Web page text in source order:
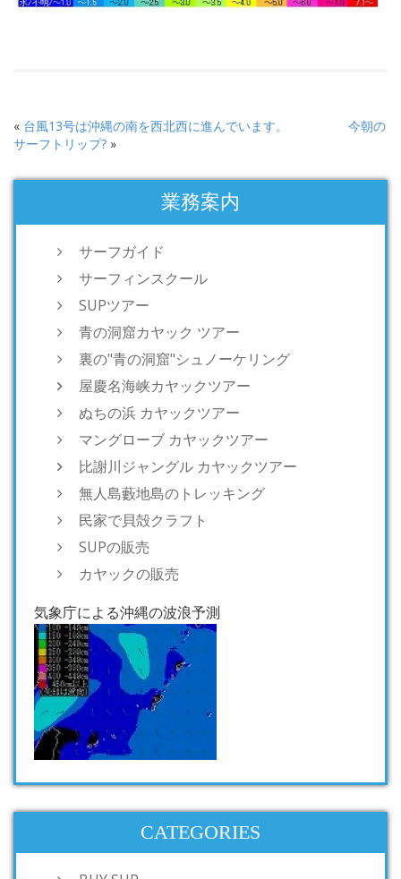
« 台風13号は沖縄の南を西北西に進んでいます。
今朝の
サーフトリップ? »
業務案内
サーフガイド
サーフィンスクール
SUPツアー
青の洞窟カヤック ツアー
裏の"青の洞窟"シュノーケリング
屋慶名海峡カヤックツアー
ぬちの浜 カヤックツアー
マングローブ カヤックツアー
比謝川ジャングル カヤックツアー
無人島藪地島のトレッキング
民家で貝殻クラフト
SUPの販売
カヤックの販売
気象庁による沖縄の波浪予測
CATEGORIES